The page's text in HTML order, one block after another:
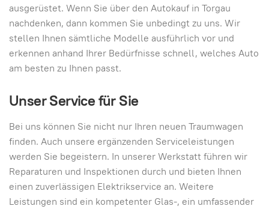
ausgerüstet. Wenn Sie über den Autokauf in Torgau
nachdenken, dann kommen Sie unbedingt zu uns. Wir
stellen Ihnen sämtliche Modelle ausführlich vor und
erkennen anhand Ihrer Bedürfnisse schnell, welches Auto
am besten zu Ihnen passt.
Unser Service für Sie
Bei uns können Sie nicht nur Ihren neuen Traumwagen
finden. Auch unsere ergänzenden Serviceleistungen
werden Sie begeistern. In unserer Werkstatt führen wir
Reparaturen und Inspektionen durch und bieten Ihnen
einen zuverlässigen Elektrikservice an. Weitere
Leistungen sind ein kompetenter Glas-, ein umfassender